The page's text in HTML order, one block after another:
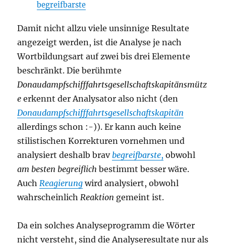
begreifbarste
Damit nicht allzu viele unsinnige Resultate
angezeigt werden, ist die Analyse je nach
Wortbildungsart auf zwei bis drei Elemente
beschränkt. Die berühmte
Donaudampfschifffahrtsgesellschaftskapitänsmütz
e erkennt der Analysator also nicht (den
Donaudampfschifffahrtsgesellschaftskapitän
allerdings schon :-)). Er kann auch keine
stilistischen Korrekturen vornehmen und
analysiert deshalb bravbegreifbarste, obwohl
am besten begreiflich bestimmt besser wäre.
AuchReagierung wird analysiert, obwohl
wahrscheinlichReaktion gemeint ist.
Da ein solches Analyseprogramm die Wörter
nicht versteht, sind die Analyseresultate nur als